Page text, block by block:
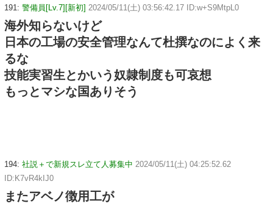
191: 警備員[Lv.7][新初] 2024/05/11(土) 03:56:42.17 ID:w+S9MtpL0
海外知らないけど
日本の工場の安全管理なんて杜撰なのによく来
るな
技能実習生とかいう奴隷制度も可哀想
もっとマシな国ありそう
194: 社説＋で新規スレ立て人募集中 2024/05/11(土) 04:25:52.62
ID:K7vR4kIJ0
またアベノ徴用工が